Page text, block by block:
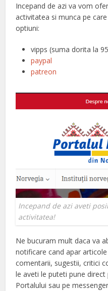
Incepand de azi va vom
activitatea si munca pe
optiuni:
vipps (suma dorita la
paypal
patreon
Incepand de azi aveti
activitatea!
Ne bucuram mult daca va
notificare cand apar
comentarii, sugestii, critici
le aveti le puteti pune
Portalului sau pe